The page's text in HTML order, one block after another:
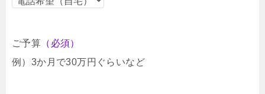
ご予算 （必須）
例）3か月で30万円ぐらいなど